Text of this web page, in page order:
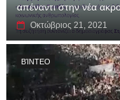
απέναντι στην νέα
Οκτώβριος 21, 2021
ΒΊΝΤΕΟ